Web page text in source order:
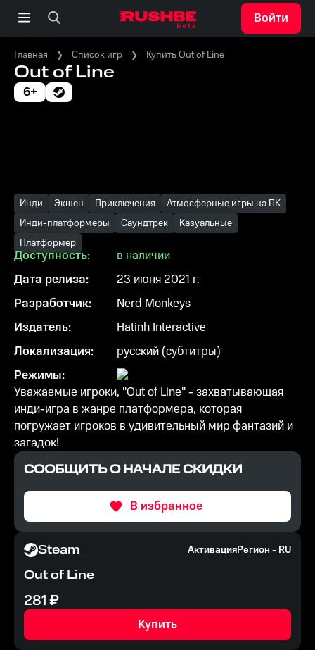
Войти
Главная Список игр Купить Out of Line
Out of Line
6+
Инди Экшен Приключения
Атмосферные игры на ПК
Инди-платформеры
Саундтрек
Казуальные
Платформер
Доступность:
в наличии
Дата релиза:
23 июня 2021 г.
Разработчик:
Nerd Monkeys
Издатель:
Hatinh Interactive
Локализация:
русский (субтитры)
Режимы:
Уважаемые игроки, "Out of Line" - захватывающая
инди-игра в жанре платформера, которая
погружает игроков в удивительный мир фантазий и
загадок!
СООБЩИТЬ О НАЧАЛЕ СКИДКИ
В избранное
Steam АктивацияРегион -RU
Out of Line
281₽
Купить